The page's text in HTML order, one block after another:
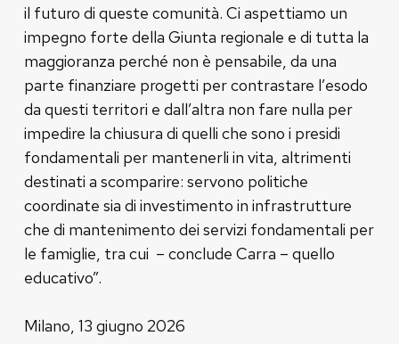
il futuro di queste comunità. Ci aspettiamo un
impegno forte della Giunta regionale e di tutta la
maggioranza perché non è pensabile, da una
parte finanziare progetti per contrastare l’esodo
da questi territori e dall’altra non fare nulla per
impedire la chiusura di quelli che sono i presidi
fondamentali per mantenerli in vita, altrimenti
destinati a scomparire: servono politiche
coordinate sia di investimento in infrastrutture
che di mantenimento dei servizi fondamentali per
le famiglie, tra cui – conclude Carra – quello
educativo”.
Milano, 13 giugno 2026